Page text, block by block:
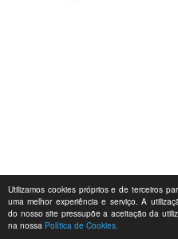
Utilizamos cookies próprios e de terceiros
uma melhor experiência e serviço. A
do nosso site pressupõe a aceitação da
na nossa Política de Cookies.